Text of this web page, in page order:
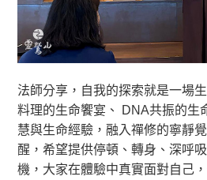
法師分享，自我的探索就是一場
料理的生命饗宴、 DNA共振的生
慧與生命經驗，融入禪修的寧靜
醒，希望提供停頓、轉身、深呼
機，大家在體驗中真實面對自己